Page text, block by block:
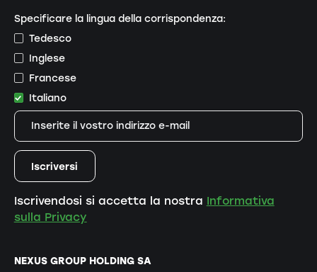
NEXUS GROUP HOLDING SA
Specificare la lingua della corrispondenza:
Tedesco
Inglese
Francese
Italiano
Iscrivendosi si accetta la nostra Informativa
sulla Privacy